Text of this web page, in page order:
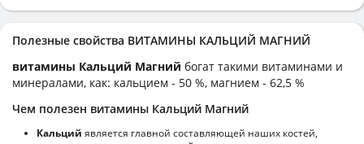
Полезные свойства ВИТАМИНЫ КАЛЬЦИЙ МАГНИЙ
витамины Кальций Магний богат такими витаминами и
минералами, как: кальцием - 50 %, магнием - 62,5 %
Чем полезен витамины Кальций Магний
Кальций является главной составляющей наших костей,